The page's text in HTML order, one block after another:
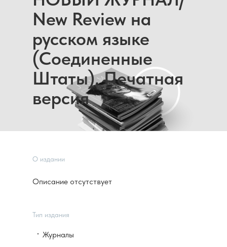
New Review на
русском языке
(Соединенные
Штаты). Печатная
версия
О издании
Описание отсутствует
Тип издания
Журналы